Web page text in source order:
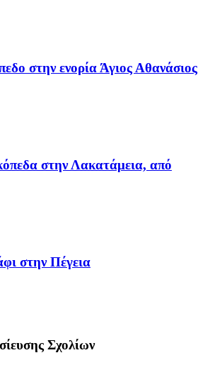
στην ενορία Άγιος Αθανάσιος
στην Λακατάμεια, από
στην Πέγεια
Σχολίων